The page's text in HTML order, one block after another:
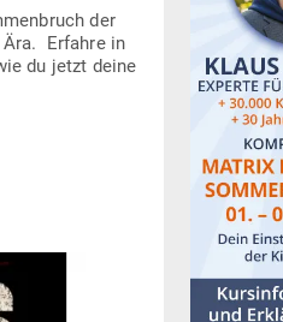
der
Erfahre in
du jetzt deine